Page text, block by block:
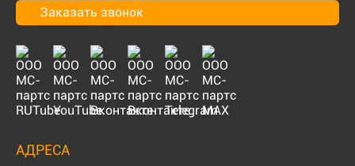
Заказать звонок
АДРЕСА